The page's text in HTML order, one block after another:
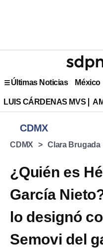
Últimas Noticias México
LUIS CÁRDENAS MVS
CDMX
CDMX Clara Brugada
¿Quién es
García
lo designó
Semovi del